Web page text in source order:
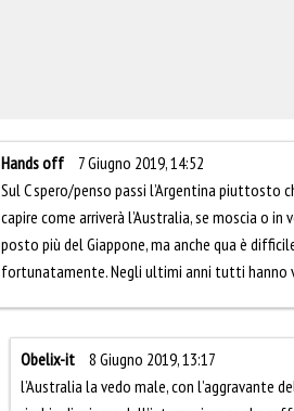
Hands off
7 Giugno 2019, 14:52
Sul C spero/penso passi l’Argentina piuttosto
capire come arriverà l’Australia, se moscia o
posto più del Giappone, ma anche qua è
fortunatamente. Negli ultimi anni tutti hanno
Obelix-it
8 Giugno 2019, 13:17
l’Australia la vedo male, con l’aggravante